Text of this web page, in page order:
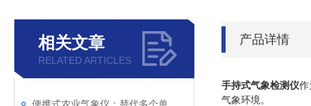
相关文章
RELATED ARTICLES
产品详情
手持式气象检测仪作
气象环境。